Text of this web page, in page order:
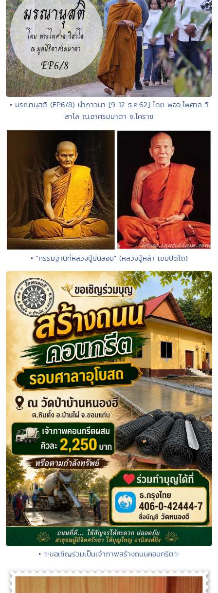
• มรณานุสติ (EP6/8) นำภาวนา [9-12 ธ.ค.62] โดย พอจ.ไพศาล วิ
สาโล ณ.อาศรมมาตา จ.โคราช
• "กรรมฐานที่หลวงปู่มั่นสอน" (หลวงปู่หล้า เขมปัตโต)
• ✨ขอเชิญร่วมเป็นเจ้าภาพสร้างถนนคอนกรีต✨